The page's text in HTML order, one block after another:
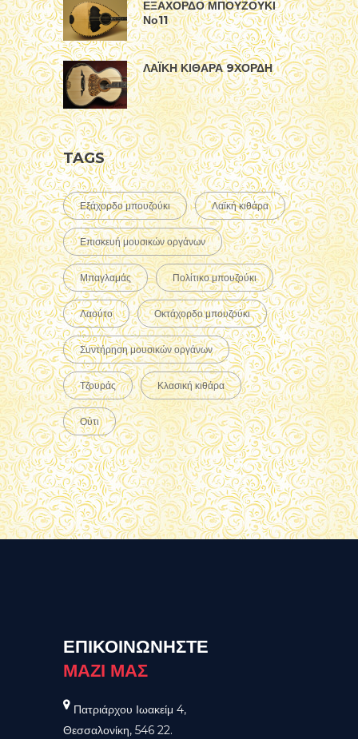
TAGS
Εξάχορδο μπουζούκι Λαϊκή κιθάρα
Επισκευή μουσικών οργάνων
Μπαγλαμάς Πολίτικο μπουζούκι
Λαούτο Οκτάχορδο μπουζούκι
Συντήρηση μουσικών οργάνων
Τζουράς Κλασική κιθάρα
Ούτι
Θεσσαλονίκη, 546 22.
+30 6974 930 484
andrdellius@hotmail.com